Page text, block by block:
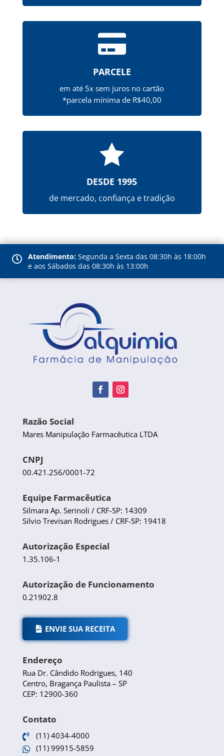

PARCELE
em até 5x sem juros no cartão
*parcela mínima de R$40,00

DESDE 1995
de mercado, confiança e tradição
 Atendimento: Segunda a Sexta das 08:30h às 18:00h
e aos Sábados das 08:30h às 13:00h
Razão Social
Mares Manipulação Farmacêutica LTDA
CNPJ
00.421.256/0001-72
Equipe Farmacêutica
Silmara Ap. Serinoli / CRF-SP: 14309
Silvio Trevisan Rodrigues / CRF-SP: 19418
Autorização Especial
1.35.106-1
Autorização de Funcionamento
0.21902.8
ENVIE SUA RECEITA
Endereço
Rua Dr. Cândido Rodrigues, 140
Centro, Bragança Paulista – SP
CEP: 12900-360
Contato
 (11) 4034-4000
 (11) 99915-5859